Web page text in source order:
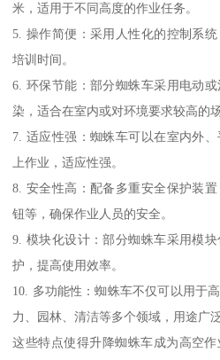
米，适用于不同高度的作业任务。
5. 操作简便：采用人性化的控制系
培训时间。
6. 环保节能：部分蜘蛛车采用电动
染，适合在室内或对环境要求较高的
7. 适应性强：蜘蛛车可以在室内外
上作业，适应性强。
8. 安全性高：配备多重安全保护装
钮等，确保作业人员的安全。
9. 模块化设计：部分蜘蛛车采用模
护，提高使用效率。
10. 多功能性：蜘蛛车不仅可以用于
力、园林、清洁等多个领域，用途广泛
这些特点使得升降蜘蛛车成为高空